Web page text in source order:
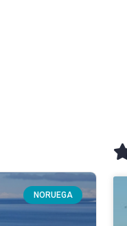
NORUEGA